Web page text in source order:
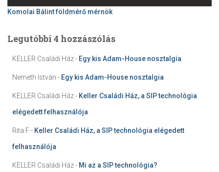
Komolai Bálint földmérő mérnök
Legutóbbi 4 hozzászólás
KELLER Családi Ház- Egy kis Adam-House nosztalgia
Nemeth István - Egy kis Adam-House nosztalgia
KELLER Családi Ház- Keller Családi Ház, a SIP technológia
elégedett felhasználója
Rita F- Keller Családi Ház, a SIP technológia elégedett
felhasználója
KELLER Családi Ház- Mi az a SIP technológia?